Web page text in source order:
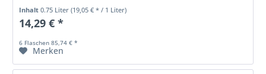
Inhalt0.75 Liter(19,05 € * / 1 Liter)
14,29 € *
6 Flaschen 85,74 € *
Merken